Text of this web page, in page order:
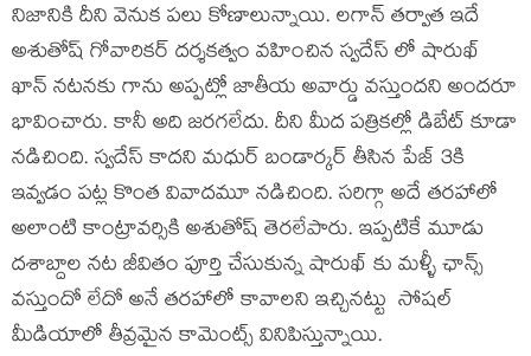
నిజానికి దీని వెనుక పలు కోణాలున్నాయి. లగాన్ తర్వాత ఇదే
అశుతోష్ గోవారికర్ దర్శకత్వం వహించిన స్వదేస్ లో షారుఖ్
ఖాన్ నటనకు గాను అప్పట్లో జాతీయ అవార్డు వస్తుందని అందరూ
భావించారు. కానీ అది జరగలేదు. దీని మీద పత్రికల్లో డిబేట్ కూడా
నడిచింది. స్వదేస్ కాదని మధుర్ బండార్కర్ తీసిన పేజ్ 3కి
ఇవ్వడం పట్ల కొంత వివాదమూ నడిచింది. సరిగ్గా అదే తరహాలో
అలాంటి కాంట్రావర్సికి అశుతోష్ తెరలేపారు. ఇప్పటికే మూడు
దశాబ్దాల నట జీవితం పూర్తి చేసుకున్న షారుఖ్ కు మళ్ళీ ఛాన్స్
వస్తుందో లేదో అనే తరహాలో కావాలని ఇచ్చినట్టు సోషల్
మీడియాలో తీవ్రమైన కామెంట్స్ వినిపిస్తున్నాయి.